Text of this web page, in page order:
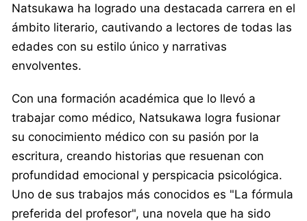
Natsukawa ha logrado una destacada carrera en el
ámbito literario, cautivando a lectores de todas las
edades con su estilo único y narrativas
envolventes.
Con una formación académica que lo llevó a
trabajar como médico, Natsukawa logra fusionar
su conocimiento médico con su pasión por la
escritura, creando historias que resuenan con
profundidad emocional y perspicacia psicológica.
Uno de sus trabajos más conocidos es "La fórmula
preferida del profesor", una novela que ha sido